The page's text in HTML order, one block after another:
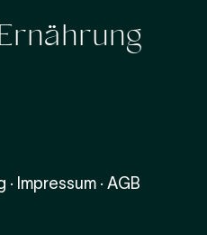
· Impressum · AGB